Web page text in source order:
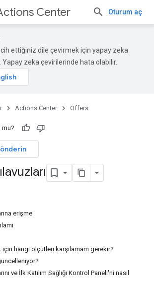
Center Oturum aç
ettiğiniz dile çevirmek için yapay zeka
Yapay zeka çevirilerinde hata olabilir.
Actions Center Offers
mu?
erişme
hangi ölçütleri karşılamam gerekir?
ve İlk Katılım Sağlığı Kontrol Paneli'ni nasıl